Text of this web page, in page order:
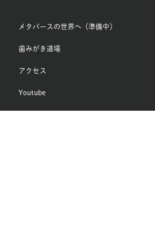
メタバースの世界へ（準備中）
歯みがき道場
アクセス
Youtube